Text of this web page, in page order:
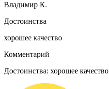
Владимир К.
Достоинства
хорошее качество
Комментарий
Достоинства: хорошее качество